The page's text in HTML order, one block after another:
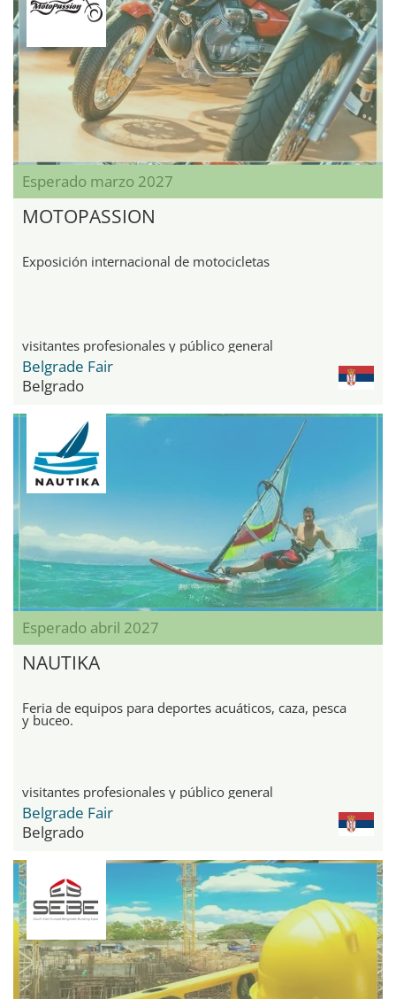
Esperado marzo 2027
MOTOPASSION
Exposición internacional de motocicletas
visitantes profesionales y público general
Belgrade Fair
Belgrado
Esperado abril 2027
NAUTIKA
Feria de equipos para deportes acuáticos, caza, pesca
y buceo.
visitantes profesionales y público general
Belgrade Fair
Belgrado